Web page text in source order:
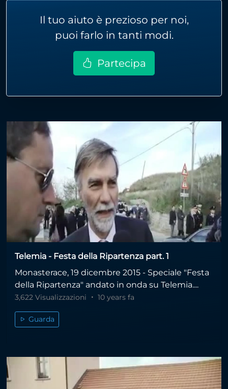
Il tuo aiuto è prezioso per noi,
puoi farlo in tanti modi.
Partecipa
Telemia - Festa della Ripartenza part. 1
Monasterace, 19 dicembre 2015 - Speciale "Festa
della Ripartenza" andato in onda su Telemia....
3,622 Visualizzazioni 10 years fa
Guarda